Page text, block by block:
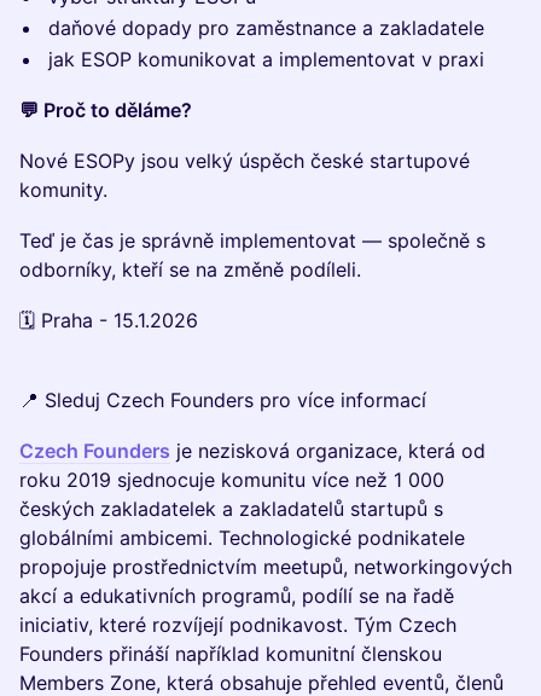
daňové dopady pro zaměstnance a zakladatele
jak ESOP komunikovat a implementovat v praxi
💬 Proč to děláme?
Nové ESOPy jsou velký úspěch české startupové
komunity.
Teď je čas je správně implementovat — společně s
odborníky, kteří se na změně podíleli.
🗓 Praha - 15.1.2026
📍 Sleduj Czech Founders pro více informací
Czech Founders je nezisková organizace, která od
roku 2019 sjednocuje komunitu více než 1 000
českých zakladatelek a zakladatelů startupů s
globálními ambicemi. Technologické podnikatele
propojuje prostřednictvím meetupů, networkingových
akcí a edukativních programů, podílí se na řadě
iniciativ, které rozvíjejí podnikavost. Tým Czech
Founders přináší například komunitní členskou
Members Zone, která obsahuje přehled eventů, členů